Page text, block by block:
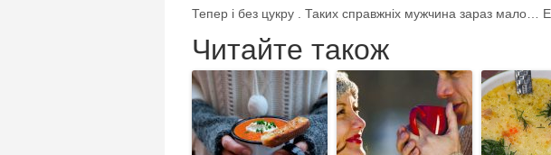
Тепер і без цукру . Таких справжніх мужчина зараз мало…
Читайте також